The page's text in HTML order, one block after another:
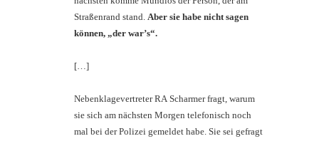
Straßenrand stand. Aber sie habe nicht sagen
können, „der war’s“.
[…]
Nebenklagevertreter RA Scharmer fragt, warum
sie sich am nächsten Morgen telefonisch noch
mal bei der Polizei gemeldet habe. Sie sei gefragt